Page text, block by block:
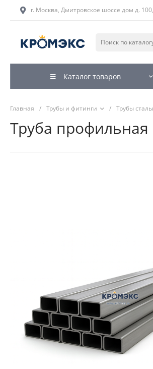
г. Москва, Дмитровское шоссе дом д.
Каталог товаров
Главная / Трубы и фитинги / Трубы
Труба профильная